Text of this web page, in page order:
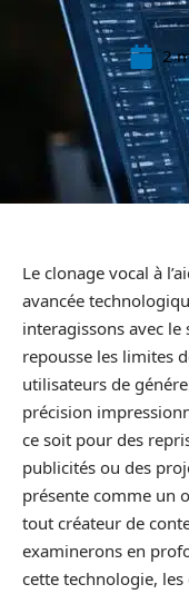
2
Le clonage vocal à
avancée
interagissons avec
repousse les limites
utilisateurs de
précision
ce soit pour des
publicités ou des
présente comme un
tout créateur de
examinerons en
cette technologie,